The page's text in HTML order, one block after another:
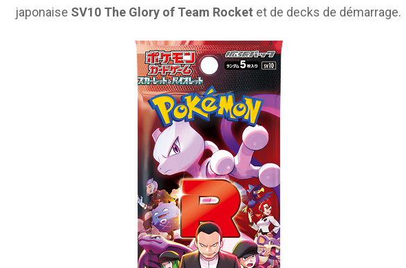
japonaise SV10 The Glory of Team Rocket et de decks de démarrage.